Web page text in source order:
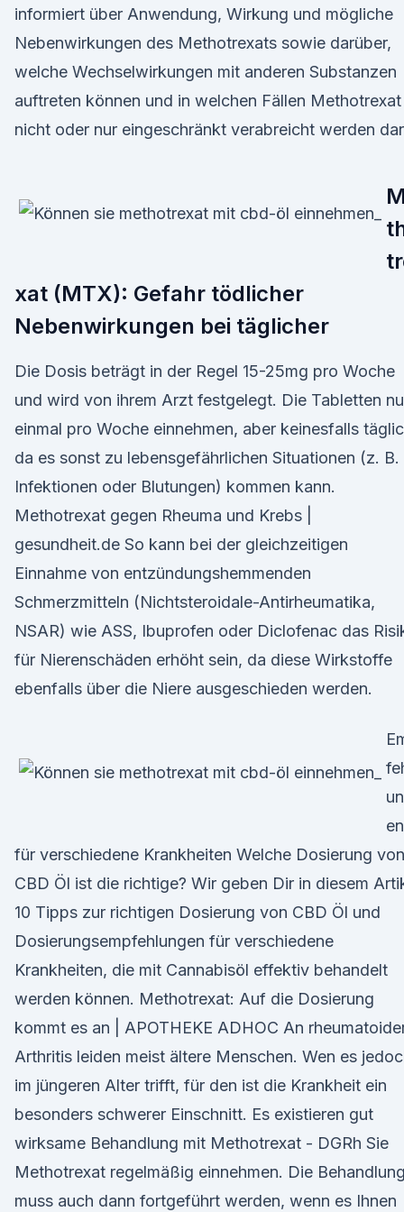
informiert über Anwendung, Wirkung und mögliche
Nebenwirkungen des Methotrexats sowie darüber,
welche Wechselwirkungen mit anderen Substanzen
auftreten können und in welchen Fällen Methotrexat
nicht oder nur eingeschränkt verabreicht werden
xat (MTX): Gefahr tödlicher
Nebenwirkungen bei täglicher
Die Dosis beträgt in der Regel 15-25mg pro Woche
und wird von ihrem Arzt festgelegt. Die Tabletten
einmal pro Woche einnehmen, aber keinesfalls
da es sonst zu lebensgefährlichen Situationen (z. B.
Infektionen oder Blutungen) kommen kann.
Methotrexat gegen Rheuma und Krebs |
gesundheit.de So kann bei der gleichzeitigen
Einnahme von entzündungshemmenden
Schmerzmitteln (Nichtsteroidale-Antirheumatika,
NSAR) wie ASS, Ibuprofen oder Diclofenac das
für Nierenschäden erhöht sein, da diese Wirkstoffe
ebenfalls über die Niere ausgeschieden werden.
en
für verschiedene Krankheiten Welche Dosierung von
CBD Öl ist die richtige? Wir geben Dir in diesem
10 Tipps zur richtigen Dosierung von CBD Öl und
Dosierungsempfehlungen für verschiedene
Krankheiten, die mit Cannabisöl effektiv behandelt
werden können. Methotrexat: Auf die Dosierung
kommt es an | APOTHEKE ADHOC An
Arthritis leiden meist ältere Menschen. Wen es
im jüngeren Alter trifft, für den ist die Krankheit ein
besonders schwerer Einschnitt. Es existieren gut
wirksame Behandlung mit Methotrexat - DGRh Sie
Methotrexat regelmäßig einnehmen. Die Behandlung
muss auch dann fortgeführt werden, wenn es Ihnen